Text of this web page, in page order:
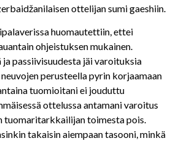
ottelijan sumi gaeshiin.
huomautettiin, ettei
ohjeistuksen mukainen.
passiivisuudesta jäi varoituksia
perusteella pyrin korjaamaan
tuomioitani ei jouduttu
ottelussa antamani varoitus
tuomaritarkkailijan toimesta pois.
takaisin aiempaan tasooni, minkä